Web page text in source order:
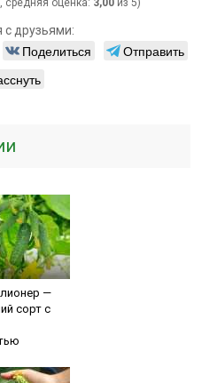
, средняя оценка: 3,00 из 5)
с друзьями:
Поделиться
Отправить
—
сорт с